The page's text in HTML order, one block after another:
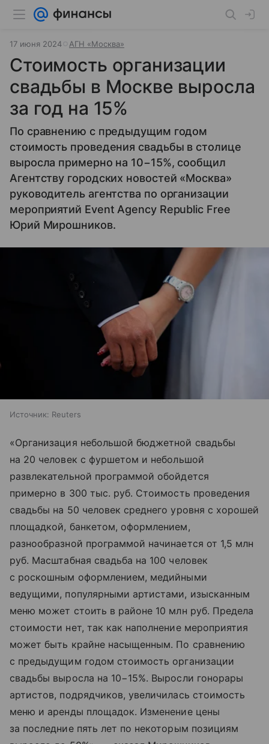
17 июня 2024 АГН «Москва»
Стоимость организации
свадьбы в Москве выросла
за год на 15%
По сравнению с предыдущим годом
стоимость проведения свадьбы в столице
выросла примерно на 10−15%, сообщил
Агентству городских новостей «Москва»
руководитель агентства по организации
мероприятий Event Agency Republic Free
Юрий Мирошников.
Источник: Reuters
«Организация небольшой бюджетной свадьбы
на 20 человек с фуршетом и небольшой
развлекательной программой обойдется
примерно в 300 тыс. руб. Стоимость проведения
свадьбы на 50 человек среднего уровня с хорошей
площадкой, банкетом, оформлением,
разнообразной программой начинается от 1,5 млн
руб. Масштабная свадьба на 100 человек
с роскошным оформлением, медийными
ведущими, популярными артистами, изысканным
меню может стоить в районе 10 млн руб. Предела
стоимости нет, так как наполнение мероприятия
может быть крайне насыщенным. По сравнению
с предыдущим годом стоимость организации
свадьбы выросла на 10−15%. Выросли гонорары
артистов, подрядчиков, увеличилась стоимость
меню и аренды площадок. Изменение цены
за последние пять лет по некоторым позициям